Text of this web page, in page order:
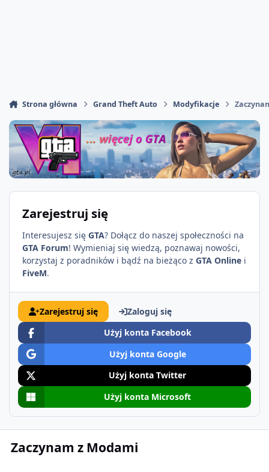
Strona główna Grand Theft Auto Modyfikacje
Zarejestruj się
Interesujesz się GTA? Dołącz do naszej społeczności na
GTA Forum! Wymieniaj się wiedzą, poznawaj nowości,
korzystaj z poradników i bądź na bieżąco z GTA Online i
FiveM.
Zarejestruj się
Zaloguj się
Użyj konta Facebook
Użyj konta Google
Użyj konta Twitter
Użyj konta Microsoft
Zaczynam z Modami